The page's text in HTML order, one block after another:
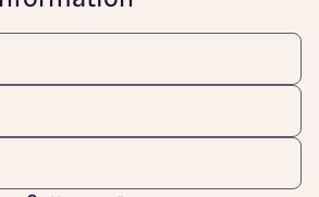
de visiter cette maison qui
et emplacement privilégié.
offres et réalisations ARLOGIS sur
d'illustration. Le modèle est
à vos envies et besoins et
à de nombreuses options de
pour plus d’informations. Le prix